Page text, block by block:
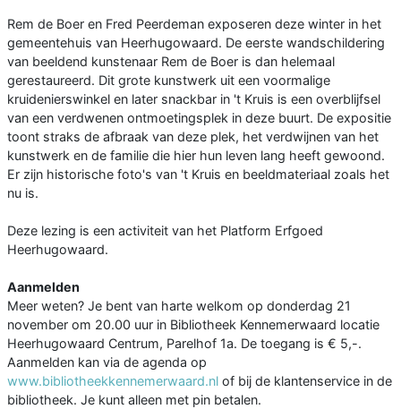
Rem de Boer en Fred Peerdeman exposeren deze winter in het
gemeentehuis van Heerhugowaard. De eerste wandschildering
van beeldend kunstenaar Rem de Boer is dan helemaal
gerestaureerd. Dit grote kunstwerk uit een voormalige
kruidenierswinkel en later snackbar in 't Kruis is een overblijfsel
van een verdwenen ontmoetingsplek in deze buurt. De expositie
toont straks de afbraak van deze plek, het verdwijnen van het
kunstwerk en de familie die hier hun leven lang heeft gewoond.
Er zijn historische foto's van 't Kruis en beeldmateriaal zoals het
nu is.
Deze lezing is een activiteit van het Platform Erfgoed
Heerhugowaard.
Aanmelden
Meer weten? Je bent van harte welkom op donderdag 21
november om 20.00 uur in Bibliotheek Kennemerwaard locatie
Heerhugowaard Centrum, Parelhof 1a. De toegang is € 5,-.
Aanmelden kan via de agenda op
www.bibliotheekkennemerwaard.nl of bij de klantenservice in de
bibliotheek. Je kunt alleen met pin betalen.